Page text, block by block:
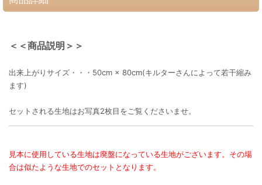
＜＜商品説明＞＞
出来上がりサイズ・・・50cm × 80cm(キルターさんによって若干縮み
ます)
セットされる生地はお写真2枚目をご覧くださいませ。
見本に使用している生地は廃盤になっている生地がございます。その場
合は似たような生地でのセットとなります。